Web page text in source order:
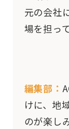
元の会社
場を担っ
編集部：
けに、地
のが楽し